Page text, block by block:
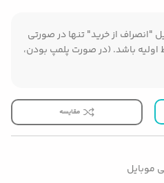
"انصراف از خرید" تنها در صورتی
اولیه باشد. (در صورت پلمپ بودن،
مقایسه
موبایل